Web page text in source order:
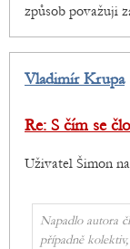
způsob považuji
Vladimír Krupa
Re: S čím se
Uživatel Šimon
Napadlo autora
případně